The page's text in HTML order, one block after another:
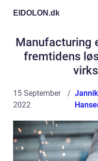
EIDOLON.dk
Manufacturing
fremtidens
15 September
2022
Jannik